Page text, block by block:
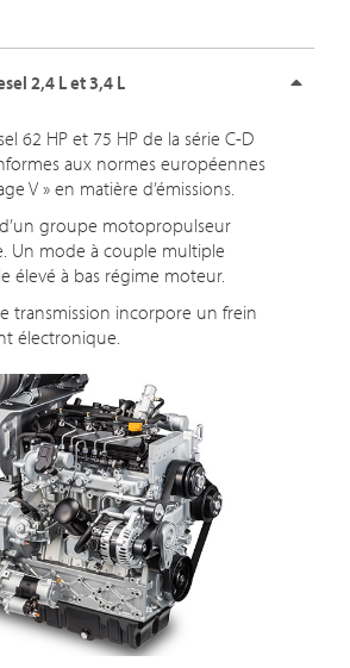
2,4 L et 3,4 L
62 HP et 75 HP de la série C-D
aux normes européennes
V » en matière d’émissions.
groupe motopropulseur
Un mode à couple multiple
élevé à bas régime moteur.
transmission incorpore un frein
électronique.